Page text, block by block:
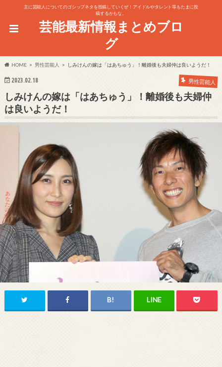
主に芸能人についてのゴシップネタを投稿していくぜ！アイドルやタレント等もたまに投
稿するかもな。
芸能最新情報まとめブロ
グ
HOME 男性芸能人 しみけんの嫁は「はあちゅう」！離婚後も夫婦仲は良いようだ！
2023.02.18 男性芸能人
しみけんの嫁は「はあちゅう」！離婚後も夫婦仲
は良いようだ！